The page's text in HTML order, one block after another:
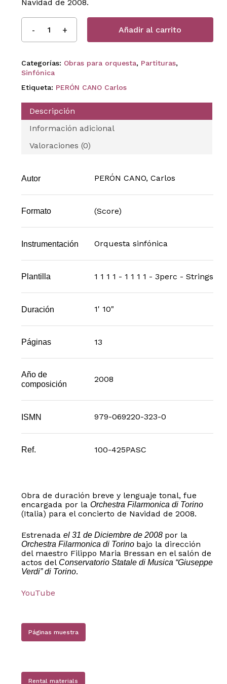
Navidad de 2008.
Añadir al carrito
Categorías: Obras para orquesta, Partituras,
Sinfónica
Etiqueta: PERÓN CANO Carlos
Descripción
Información adicional
Valoraciones (0)
Autor PERÓN CANO, Carlos
Formato (Score)
Instrumentación Orquesta sinfónica
Plantilla 1 1 1 1 - 1 1 1 1 - 3perc - Strings
Duración 1' 10"
Páginas 13
Año de
composición
2008
ISMN 979-069220-323-0
Ref. 100-425PASC
Obra de duración breve y lenguaje tonal, fue
encargada por la Orchestra Filarmonica di Torino
(Italia) para el concierto de Navidad de 2008.
Estrenada el 31 de Diciembre de 2008 por la
Orchestra Filarmonica di Torino bajo la dirección
del maestro Filippo Maria Bressan en el salón de
actos delConservatorio Statale di Musica “Giuseppe
Verdi” di Torino.
YouTube
Páginas muestra
Rental materials